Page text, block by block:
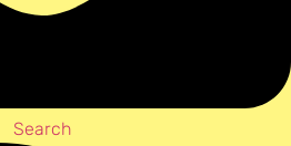
Search